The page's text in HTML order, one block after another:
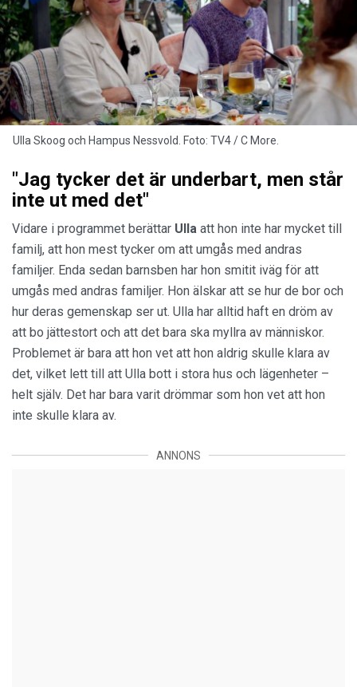
Ulla Skoog och Hampus Nessvold. Foto: TV4 / C More.
"Jag tycker det är underbart, men står
inte ut med det"
Vidare i programmet berättar Ulla att hon inte har mycket till
familj, att hon mest tycker om att umgås med andras
familjer. Enda sedan barnsben har hon smitit iväg för att
umgås med andras familjer. Hon älskar att se hur de bor och
hur deras gemenskap ser ut. Ulla har alltid haft en dröm av
att bo jättestort och att det bara ska myllra av människor.
Problemet är bara att hon vet att hon aldrig skulle klara av
det, vilket lett till att Ulla bott i stora hus och lägenheter –
helt själv. Det har bara varit drömmar som hon vet att hon
inte skulle klara av.
ANNONS